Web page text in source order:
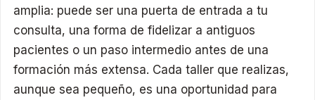
amplia: puede ser una puerta de entrada a tu
consulta, una forma de fidelizar a antiguos
pacientes o un paso intermedio antes de una
formación más extensa. Cada taller que realizas,
aunque sea pequeño, es una oportunidad para